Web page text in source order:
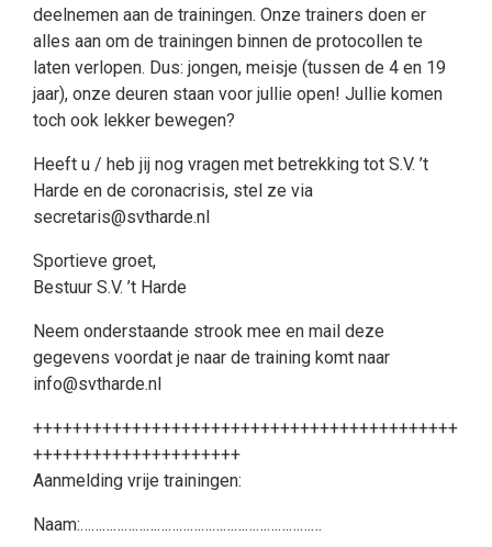
deelnemen aan de trainingen. Onze trainers doen er
alles aan om de trainingen binnen de protocollen te
laten verlopen. Dus: jongen, meisje (tussen de 4 en 19
jaar), onze deuren staan voor jullie open! Jullie komen
toch ook lekker bewegen?
Heeft u / heb jij nog vragen met betrekking tot S.V. ’t
Harde en de coronacrisis, stel ze via
secretaris@svtharde.nl
Sportieve groet,
Bestuur S.V. ’t Harde
Neem onderstaande strook mee en mail deze
gegevens voordat je naar de training komt naar
info@svtharde.nl
+++++++++++++++++++++++++++++++++++++++++++
+++++++++++++++++++++
Aanmelding vrije trainingen:
Naam:…………………………………………………………